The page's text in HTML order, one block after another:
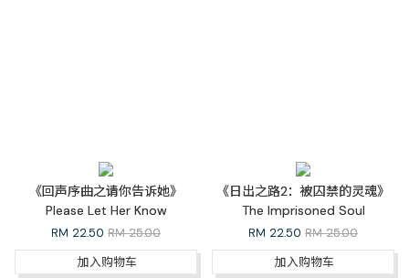
《回声序曲之请你告诉她》
Please Let Her Know
RM 22.50 RM 25.00
加入购物车
《日出之路2：被囚禁的灵魂》
The Imprisoned Soul
RM 22.50 RM 25.00
加入购物车